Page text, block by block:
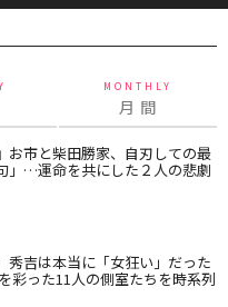
MONTHLY
月 間
お市と柴田勝家、自刃しての最
」…運命を共にした２人の悲劇
秀吉は本当に「女狂い」だった
彩った11人の側室たちを時系列